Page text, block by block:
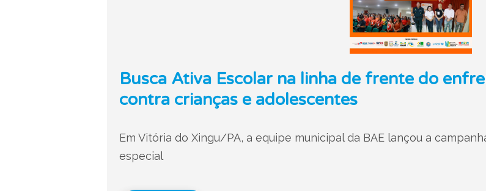
Busca Ativa Escolar na linha de frente do
contra crianças e adolescentes
Em Vitória do Xingu/PA, a equipe municipal da BAE lançou a
especial